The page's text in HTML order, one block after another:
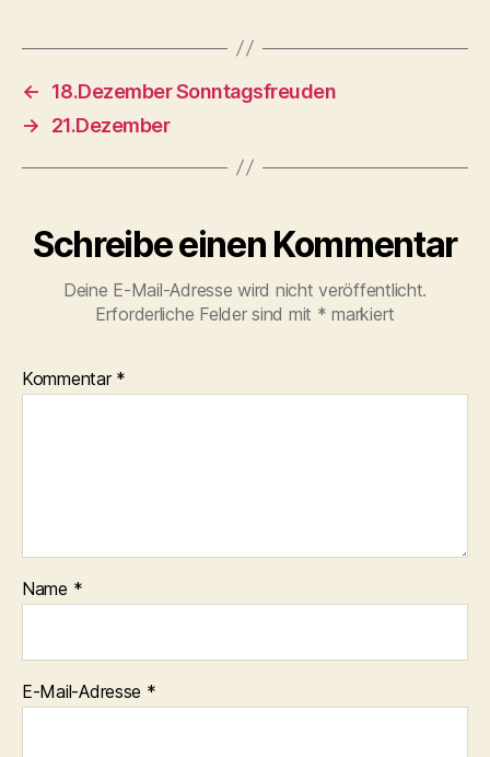
←
18.Dezember Sonntagsfreuden
→
21.Dezember
Schreibe einen Kommentar
Deine E-Mail-Adresse wird nicht veröffentlicht.
Erforderliche Felder sind mit * markiert
Kommentar *
Name *
E-Mail-Adresse *